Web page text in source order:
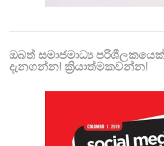
ඔබත් සමාජමාධ්‍ය
දැනගන්න! ක්‍රියාත්මකවන්න!